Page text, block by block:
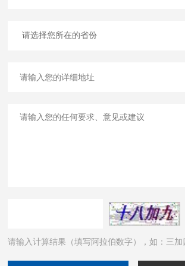
请输入计算结果（填写阿拉伯数字），如：三加